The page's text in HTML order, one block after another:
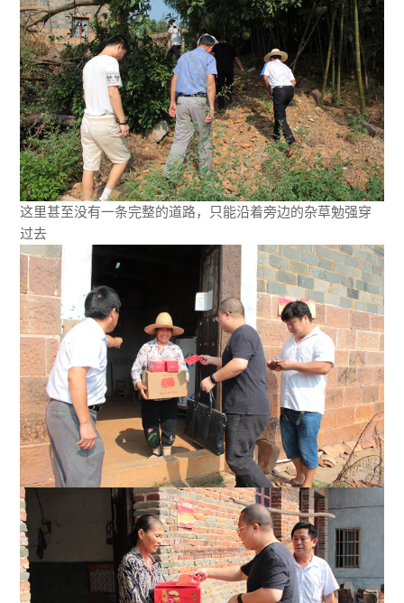
这里甚至没有一条完整的道路，只能沿着旁边的杂草勉强穿
过去